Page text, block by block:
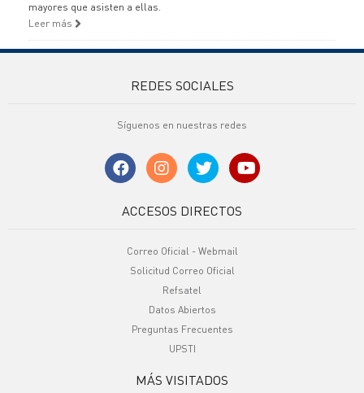
mayores que asisten a ellas.
Leer más
REDES SOCIALES
Síguenos en nuestras redes
ACCESOS DIRECTOS
Correo Oficial - Webmail
Solicitud Correo Oficial
Refsatel
Datos Abiertos
Preguntas Frecuentes
UPSTI
MÁS VISITADOS